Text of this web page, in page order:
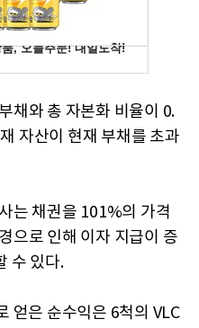
채와 총 자본화 비율이 0.
자산이 현재 부채를 초과
는 채권을 101%의 가격
으로 인해 이자 지급이 증
수 있다.
얻은 순수익은 6척의 VLC